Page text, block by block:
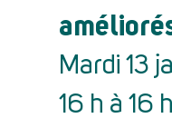
Mardi 13
16 h à 16